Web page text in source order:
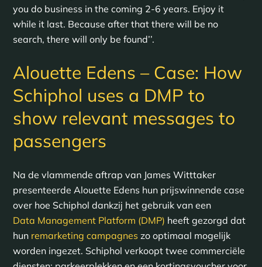
you do business in the coming 2-6 years. Enjoy it
while it last. Because after that there will be no
search, there will only be found’’.
Alouette Edens – Case: How
Schiphol uses a DMP to
show relevant messages to
passengers
Na de vlammende aftrap van James Witttaker
presenteerde Alouette Edens hun prijswinnende case
over hoe Schiphol dankzij het gebruik van een
Data Management Platform (DMP) heeft gezorgd dat
hun remarketing campagnes zo optimaal mogelijk
worden ingezet. Schiphol verkoopt twee commerciële